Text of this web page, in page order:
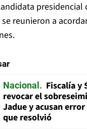
presidencial
reunieron a
Nacional
Fiscalía y
revocar el
Jadue y acusan
que resolvió